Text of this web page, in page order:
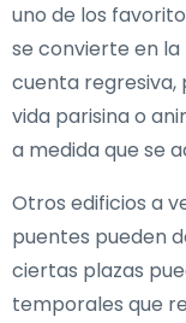
uno de los
se convierte en
cuenta regresiva,
vida parisina o
a medida que se
Otros edificios a
puentes pueden
ciertas plazas
temporales que